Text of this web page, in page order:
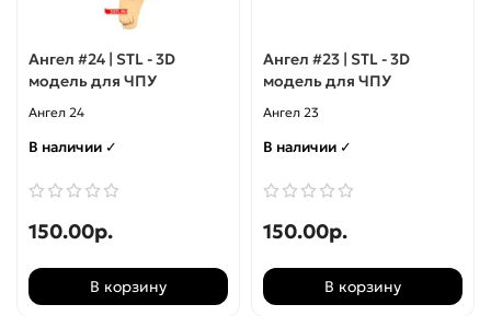
Ангел #24 | STL - 3D
модель для ЧПУ
Ангел 24
В наличии ✓
150.00р.
В корзину
Ангел #23 | STL - 3D
модель для ЧПУ
Ангел 23
В наличии ✓
150.00р.
В корзину